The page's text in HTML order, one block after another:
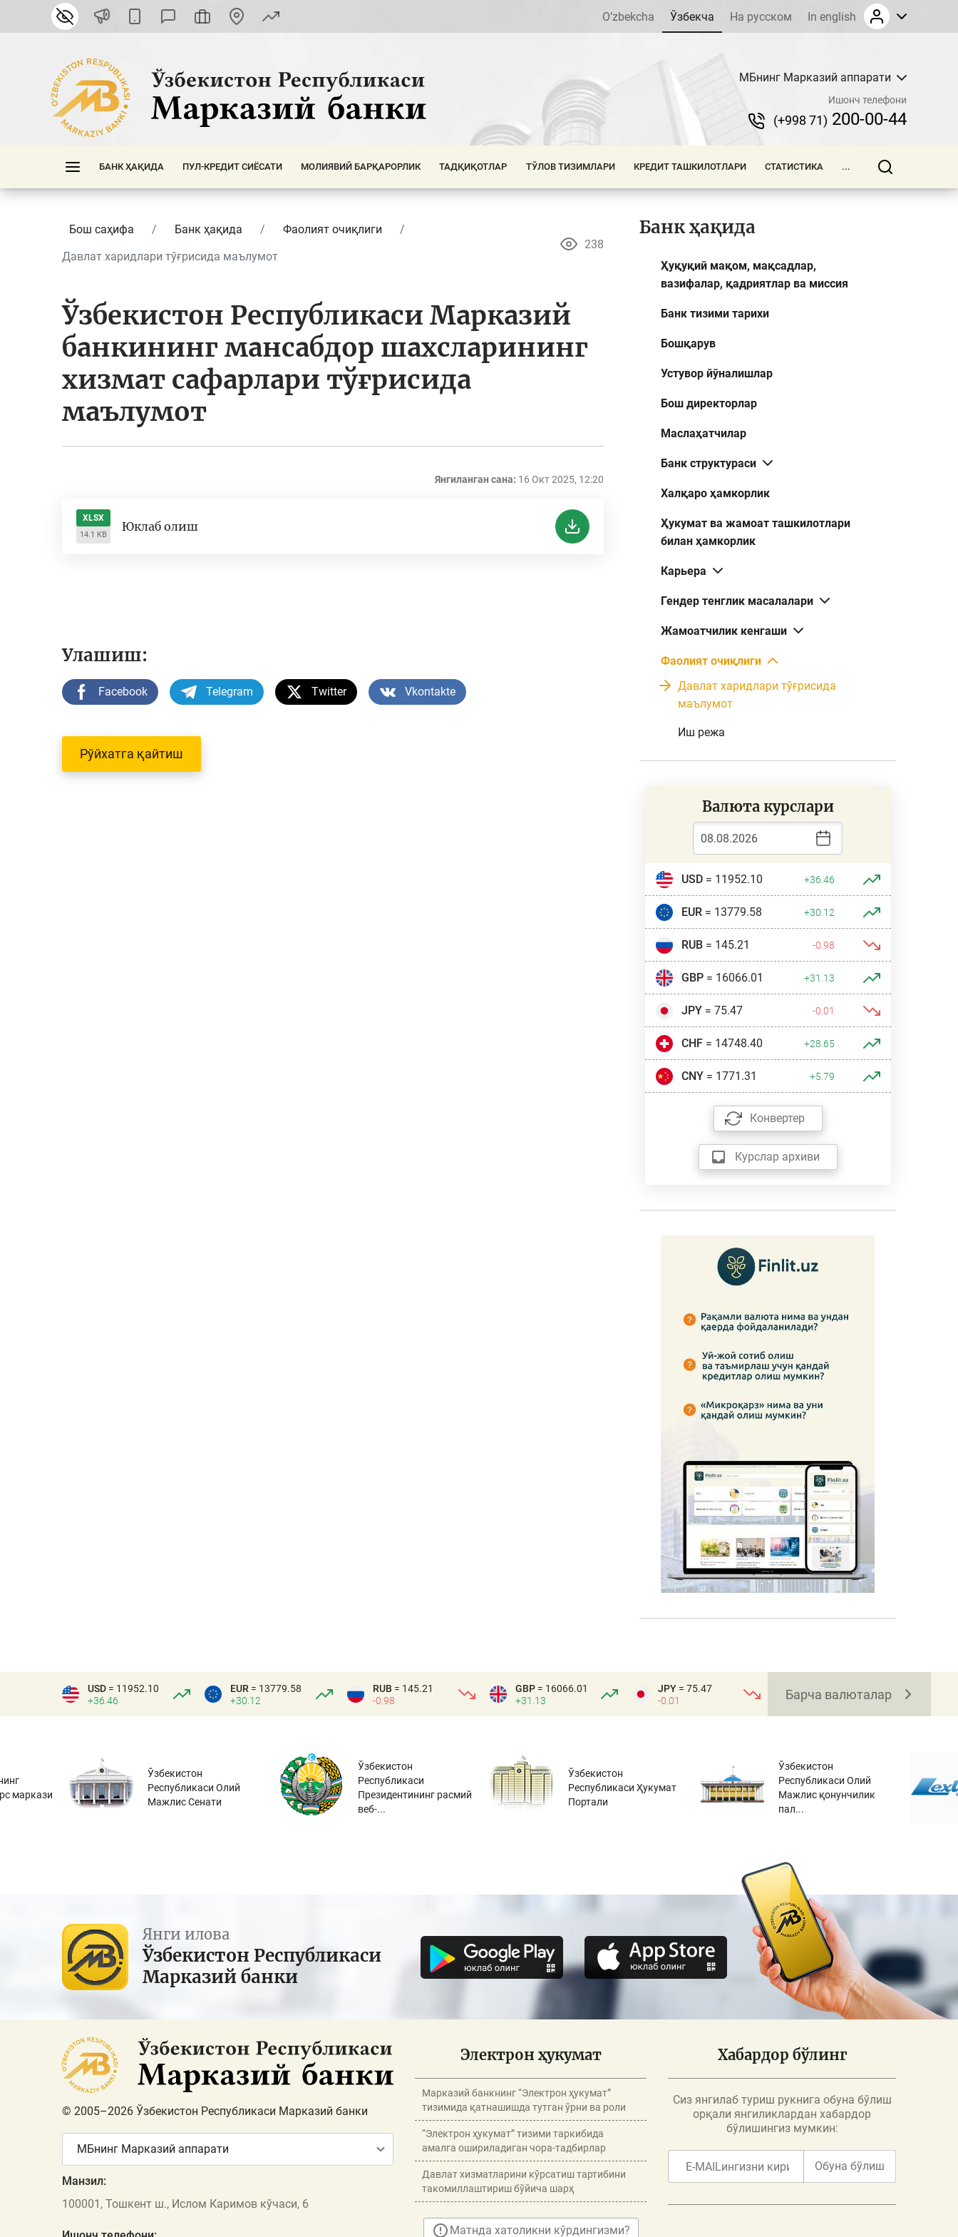
O’zbekcha Ўзбекча На русском In english
МБнинг Марказий аппарати
Ишонч телефони
(+998 71) 200-00-44
БАНК ҲАҚИДА ПУЛ-КРЕДИТ СИЁСАТИ МОЛИЯВИЙ БАРҚАРОРЛИК ТАДҚИҚОТЛАР ТЎЛОВ ТИЗИМЛАРИ КРЕДИТ ТАШКИЛОТЛАРИ СТАТИСТИКА ...
Бош саҳифа Банк ҳақида
Фаолият очиқлиги
Давлат харидлари тўғрисида маълумот
238
Ўзбекистон Республикаси Марказий
банкининг мансабдор шахсларининг
хизмат сафарлари тўғрисида
маълумот
Янгиланган сана: 16 Окт 2025, 12:20
XLSX
14.1 KB
Юклаб олиш
Улашиш:
Facebook Telegram Twitter Vkontakte
Рўйхатга қайтиш
Банк ҳақида
Ҳуқуқий мақом, мақсадлар,
вазифалар, қадриятлар ва миссия
Банк тизими тарихи
Бошқарув
Устувор йўналишлар
Бош директорлар
Маслаҳатчилар
Банк структураси
Халқаро ҳамкорлик
Ҳукумат ва жамоат ташкилотлари
билан ҳамкорлик
Карьера
Гендер тенглик масалалари
Жамоатчилик кенгаши
Фаолият очиқлиги
Давлат харидлари тўғрисида
маълумот
Иш режа
Валюта курслари
USD= 11952.10 +36.46
EUR= 13779.58 +30.12
RUB= 145.21 -0.98
GBP= 16066.01 +31.13
JPY= 75.47 -0.01
CHF= 14748.40 +28.65
CNY= 1771.31 +5.79
Конвертер
Курслар архиви
USD = 11952.10
+36.46
EUR = 13779.58
+30.12
RUB = 145.21
-0.98
GBP = 16066.01
+31.13
JPY = 75.47
-0.01
Барча валюталар
маркази
Ўзбекистон
Республикаси Олий
Мажлис Сенати
Ўзбекистон
Республикаси
Президентининг расмий
веб-...
Ўзбекистон
Республикаси Ҳукумат
Портали
Ўзбекистон
Республикаси Олий
Мажлис қонунчилик
пал...
Янги илова
Ўзбекистон Республикаси
Марказий банки
© 2005–2026 Ўзбекистон Республикаси Марказий банки
МБнинг Марказий аппарати
Манзил:
100001, Тошкент ш., Ислом Каримов кўчаси, 6
Электрон ҳукумат
Марказий банкнинг “Электрон ҳукумат”
тизимида қатнашишда тутган ўрни ва роли
“Электрон ҳукумат” тизими таркибида
амалга ошириладиган чора-тадбирлар
Давлат хизматларини кўрсатиш тартибини
такомиллаштириш бўйича шарҳ
Матнда хатоликни кўрдингизми?
Хабардор бўлинг
Сиз янгилаб туриш рукнига обуна бўлиш
орқали янгиликлардан хабардор
бўлишингиз мумкин:
Обуна бўлиш